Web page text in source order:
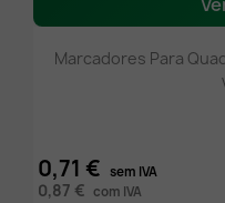
Marcadores Para
0,71 € sem IVA
0,87 € com IVA